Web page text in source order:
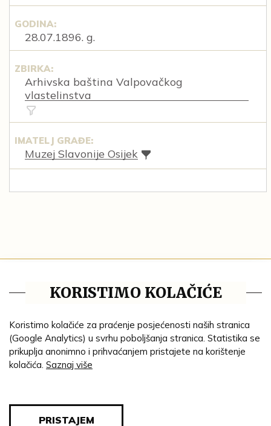
GODINA:
28.07.1896. g.
ZBIRKA:
Arhivska baština Valpovačkog
vlastelinstva
IMATELJ GRAĐE:
Muzej Slavonije Osijek
Impresum
Ustanove
Lenta vremena
Genealogija
KORISTIMO KOLAČIĆE
Koristimo kolačiće za praćenje posjećenosti naših stranica
(Google Analytics) u svrhu poboljšanja stranica. Statistika se
prikuplja anonimno i prihvaćanjem pristajete na korištenje
kolačića. Saznaj više
PRISTAJEM